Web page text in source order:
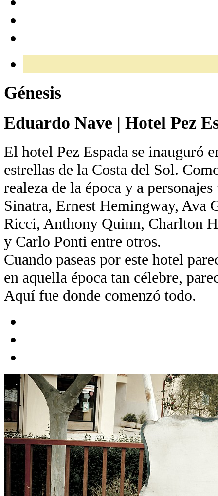
Génesis
Eduardo Nave | Hotel Pez
El hotel Pez Espada se inauguró
estrellas de la Costa del Sol.
realeza de la época y a
Sinatra, Ernest Hemingway, Ava
Ricci, Anthony Quinn, Charlton
y Carlo Ponti entre otros.
Cuando paseas por este hotel
en aquella época tan célebre,
Aquí fue donde comenzó todo.